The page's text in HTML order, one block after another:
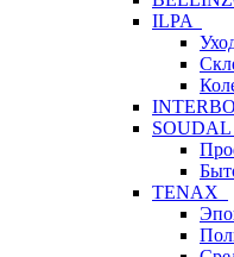
ILPA
SOUDAL
TENAX